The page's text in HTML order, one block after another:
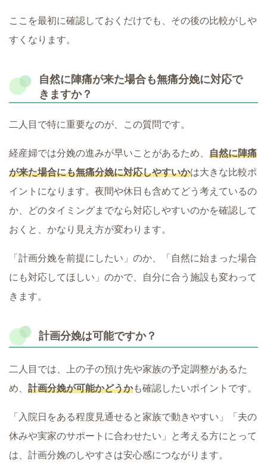
ここを最初に確認しておくだけでも、その後の比較がしや
すくなります。
自然に陣痛が来た場合も無痛分娩に対応で
きますか？
二人目で特に重要なのが、この質問です。
経産婦では分娩の進みが早いことがあるため、 自然に陣痛
が来た場合にも無痛分娩に対応しやすいかは大きな比較ポ
イントになります。夜間や休日も含めてどう考えているの
か、どのタイミングまでなら対応しやすいのかを確認して
おくと、かなり見え方が変わります。
「計画分娩を前提にしたい」のか、「自然に始まった場合
にも対応してほしい」のかで、自分に合う施設も変わって
きます。
計画分娩は可能ですか？
二人目では、上の子の預け先や家族の予定調整があるた
め、 計画分娩が可能かどうかも確認したいポイントです。
「入院日をある程度見通せると家族で動きやすい」「夫の
休みや実家のサポートに合わせたい」と考える方にとって
は、計画分娩のしやすさは安心感につながります。